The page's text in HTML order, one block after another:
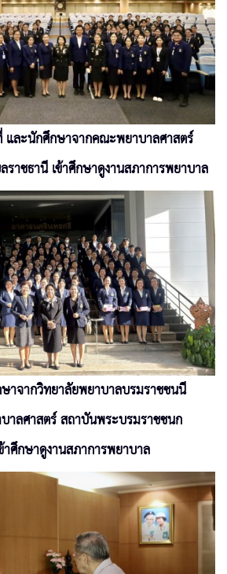
และนักศึกษาจากคณะพยาบาลศาสตร์
าชธานี เข้าศึกษาดูงานสภาการพยาบาล
าจากวิทยาลัยพยาบาลบรมราชชนนี
ลศาสตร์ สถาบันพระบรมราชชนก
ศึกษาดูงานสภาการพยาบาล